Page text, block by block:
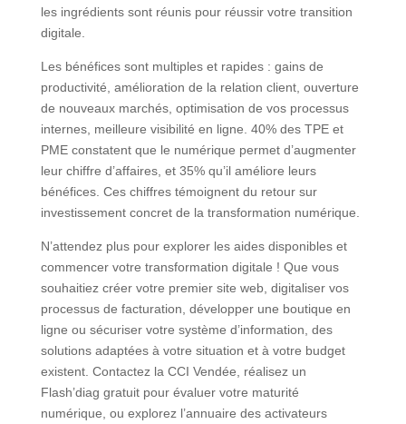
les ingrédients sont réunis pour réussir votre transition
digitale.
Les bénéfices sont multiples et rapides : gains de
productivité, amélioration de la relation client, ouverture
de nouveaux marchés, optimisation de vos processus
internes, meilleure visibilité en ligne. 40% des TPE et
PME constatent que le numérique permet d’augmenter
leur chiffre d’affaires, et 35% qu’il améliore leurs
bénéfices. Ces chiffres témoignent du retour sur
investissement concret de la transformation numérique.
N’attendez plus pour explorer les aides disponibles et
commencer votre transformation digitale ! Que vous
souhaitiez créer votre premier site web, digitaliser vos
processus de facturation, développer une boutique en
ligne ou sécuriser votre système d’information, des
solutions adaptées à votre situation et à votre budget
existent. Contactez la CCI Vendée, réalisez un
Flash’diag gratuit pour évaluer votre maturité
numérique, ou explorez l’annuaire des activateurs